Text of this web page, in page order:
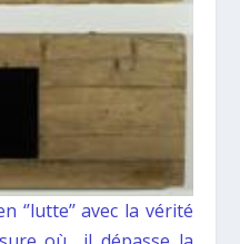
‘’lutte’’ avec la vérité